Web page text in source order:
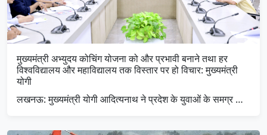
मुख्यमंत्री अभ्युदय कोचिंग योजना को और प्रभावी बनाने तथा हर
विश्वविद्यालय और महाविद्यालय तक विस्तार पर हो विचार: मुख्यमंत्री
योगी
लखनऊ: मुख्यमंत्री योगी आदित्यनाथ ने प्रदेश के युवाओं के समग्र …